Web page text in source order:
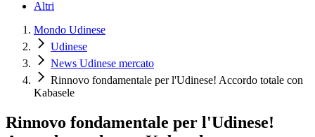
Altri
Mondo Udinese
Udinese
News Udinese mercato
Rinnovo fondamentale per l'Udinese! Accordo totale con
Kabasele
Rinnovo fondamentale per l'Udinese!